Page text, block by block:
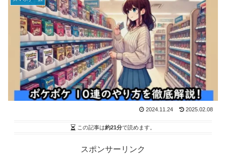
2024.11.24 2025.02.08
この記事は約21分で読めます。
スポンサーリンク